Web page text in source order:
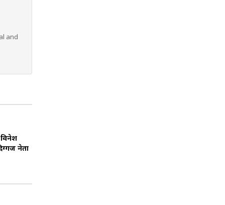
and
नेता